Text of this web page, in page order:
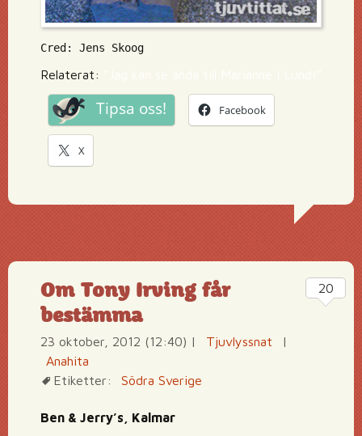
Cred: Jens Skoog
Relaterat:
Tipsa oss! Facebook
X
Om Tony Irving får
bestämma
23 oktober, 2012 (12:40) | Tjuvlyssnat
|
Anahita
Etiketter:
Södra Sverige
Ben & Jerry’s, Kalmar
20